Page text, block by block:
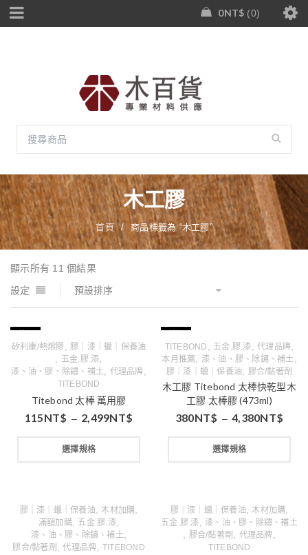
0NT$ 0
木工膠
首頁 / 商品標籤為 “木工膠”
顯示所有 11 個結果
設定
預設排序
矽利康/熱熔膠 膠｜漆｜蠟｜保養油
五金.膠.漆
漆、油、膠、除鏽、補土 代理品牌
TITEBOND
Titebond 太棒 萬用膠
115NT$ – 2,499NT$
選擇規格
TITEBOND 五金.膠.漆 ,代理品牌
本月推薦 漆、油、膠、除鏽、補土
膠｜漆｜蠟｜保養油 膠合/黏著劑
木工膠 Titebond 太棒快乾型木
工膠 太棒膠 (473ml)
380NT$ – 4,380NT$
選擇規格
膠｜漆｜蠟｜保養油 木材加購
滿額加購, 五金.膠.漆,
漆、油、膠、除鏽、補土
膠合/黏著劑 ,代理品牌 TITEBOND
膠｜漆｜蠟｜保養油 木材加購
五金.膠.漆 漆、油、膠、除鏽、補土
膠合/黏著劑 代理品牌
TITEBOND